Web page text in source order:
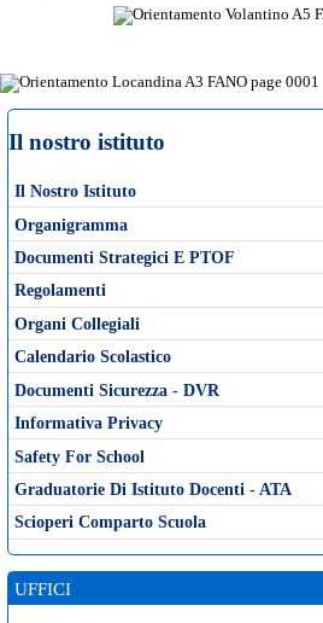
Il nostro istituto
Il Nostro Istituto
Organigramma
Documenti Strategici E PTOF
Regolamenti
Organi Collegiali
Calendario Scolastico
Documenti Sicurezza - DVR
Informativa Privacy
Safety For School
Graduatorie Di Istituto Docenti - ATA
Scioperi Comparto Scuola
UFFICI